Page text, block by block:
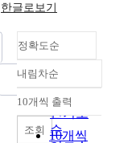
i
o
세
한글로보기
정확도순
정확도
순
인기도
순
내림차순
내림차순
10개씩 출력
10개씩
조회